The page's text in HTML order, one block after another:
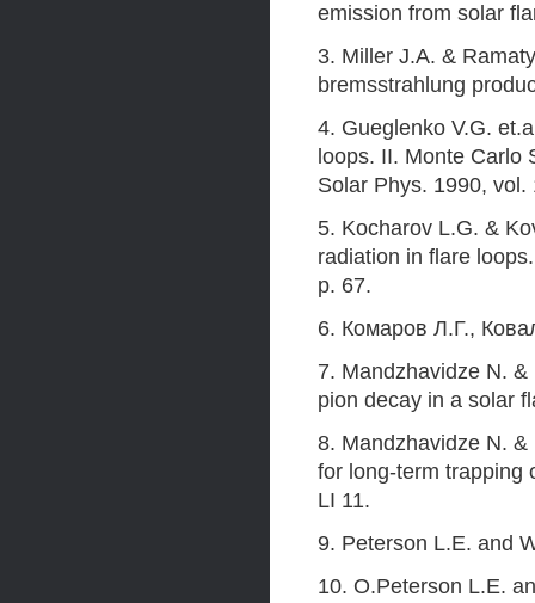
emission from solar
3. Miller J.A. &
bremsstrahlung
4. Gueglenko V.G.
loops. II. Monte Carlo
Solar Phys. 1990, vol.
5. Kocharov L.G. &
radiation in flare
p. 67.
6. Комаров Л.Г.,
7. Mandzhavidze N.
pion decay in a solar
8. Mandzhavidze N.
for long-term trapping
LI 11.
9. Peterson L.E. and
10. O.Peterson L.E.